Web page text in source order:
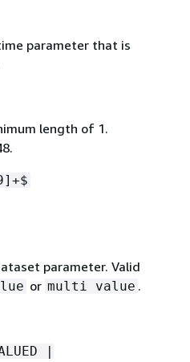
parameter that is
length of 1.
parameter. Valid
or multi value .
|